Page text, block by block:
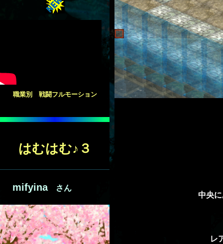
中央
レ
職業別 戦闘フルモーション
はむはむ♪３
mifyinaさん